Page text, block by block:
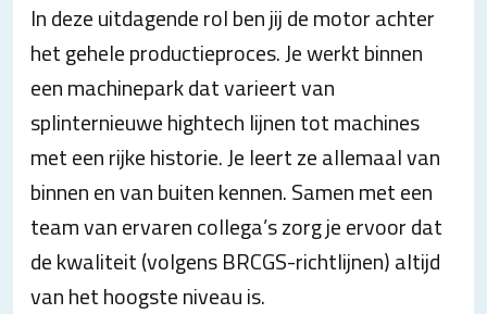
In deze uitdagende rol ben jij de motor achter
het gehele productieproces. Je werkt binnen
een machinepark dat varieert van
splinternieuwe hightech lijnen tot machines
met een rijke historie. Je leert ze allemaal van
binnen en van buiten kennen. Samen met een
team van ervaren collega’s zorg je ervoor dat
de kwaliteit (volgens BRCGS-richtlijnen) altijd
van het hoogste niveau is.